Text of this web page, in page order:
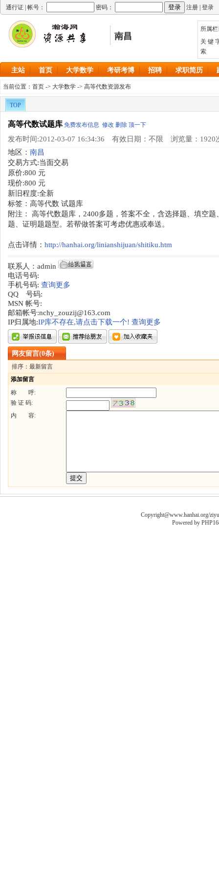
通行证 | 帐号： 密码： 注册 登录
南昌
所属
关 键
索
主站 首页 大学数学 考研考博 招聘 求职简历
当前位置： 首页 -> 大学数学 -> 高等代数资源发布
TOP
高等代数试题库 免费发布信息 修改 删除 顶一下
发布时间:2012-03-07 16:34:36 有效日期：不限 浏览量：1920
地区： 南昌
交易方式:当面交易
原价:800 元
现价:800 元
新旧程度:全新
标签：高等代数 试题库
附注： 高等代数题库，2400多题，答案不全，含选择题、填空题
题、证明题题型。若帮做答案可考虑优惠或奉送。
点击详情： http://hanhai.org/linianshijuan/shitiku.htm
联系人：admin
电话号码:
手机号码: 查询更多
QQ 号码:
MSN 帐号:
邮箱帐号:nchy_zouzij@163.com
IP归属地:IP库不存在,请点击下载一个! 查询更多
网友留言(0条)
排序：最新留言
添加留言
称 呼:
验 证 码:
内 容:
Copyright@www.hanhai.org/
Powered by